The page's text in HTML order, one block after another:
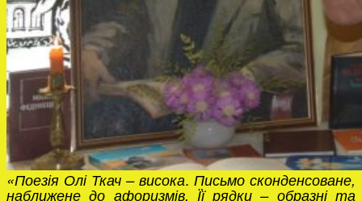
«Поезія Олі Ткач – висока. Письмо сконденсоване,
наближене до афоризмів. Її рядки – образні та